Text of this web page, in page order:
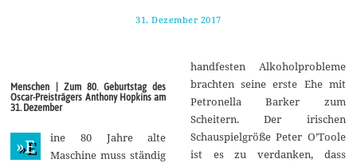
31. Dezember 2017
a
2
0
1
8
Menschen | Zum 80. Geburtstag des
Oscar-Preisträgers Anthony Hopkins am
31. Dezember
»E
ine 80 Jahre alte
Maschine muss ständig
handfesten Alkoholprobleme
brachten seine erste Ehe mit
Petronella Barker zum
Scheitern. Der irischen
Schauspielgröße Peter O’Toole
ist es zu verdanken, dass